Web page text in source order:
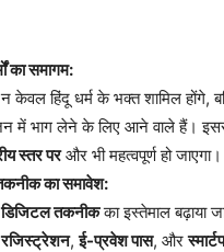
का समागम:
केवल हिंदू धर्म के भक्त शामिल होंगे,
में भाग लेने के लिए आने वाले हैं।
स्तर परऔर भी महत्वपूर्ण हो जाएगा।
का समावेश:
डिजिटल तकनीकका इस्तेमाल बढ़ाया
,ई-प्रवेश पास, और